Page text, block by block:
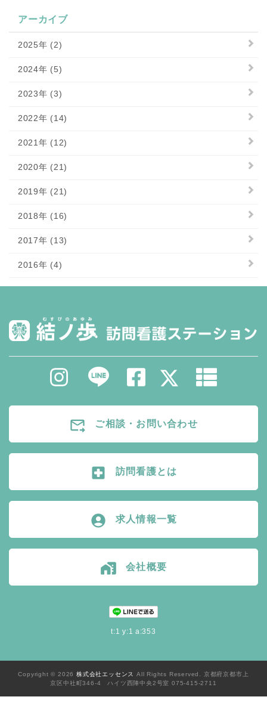
アーカイブ
2025年 (2)
2024年 (5)
2023年 (3)
2022年 (14)
2021年 (12)
2020年 (21)
2019年 (21)
2018年 (16)
2017年 (13)
2016年 (4)
forward_to_inbox ご相談・お問い合わせ
local_hospital 訪問看護とは
account_circle 求人情報一覧
home_work 会社概要
t:1 y:1 a:353
Copyright © 2026株式会社エッセンス All Rights Reserved. 京都府京都市上
京区中社町346-4 ハイツ西陣中央2号室 075-415-2711